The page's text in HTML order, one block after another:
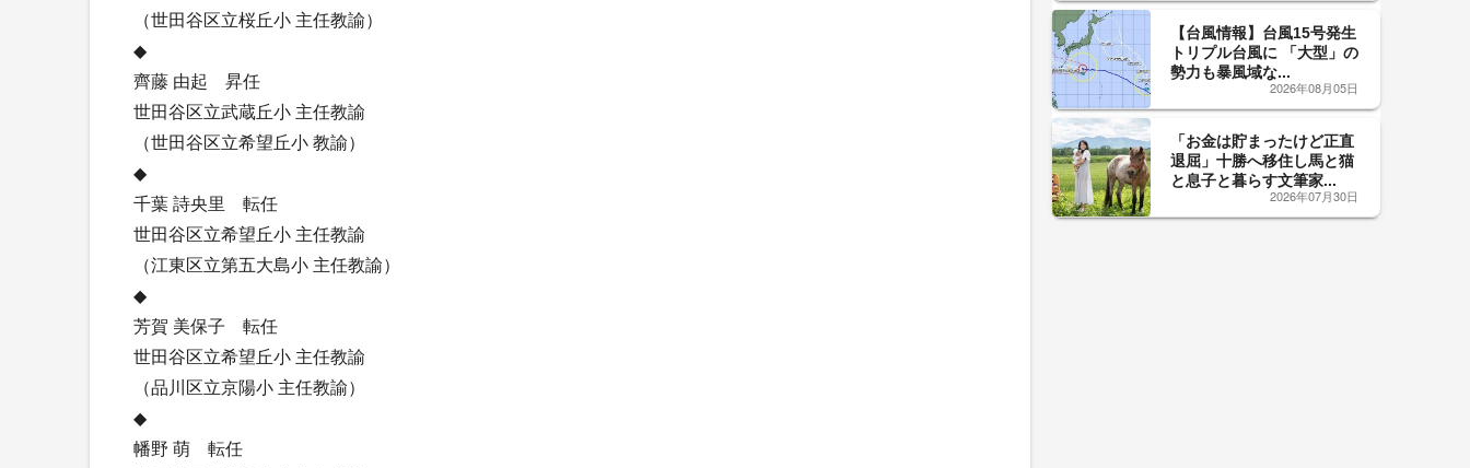
（世田谷区立桜丘小 主任教諭）
◆
齊藤 由起 昇任
世田谷区立武蔵丘小 主任教諭
（世田谷区立希望丘小 教諭）
◆
千葉 詩央里 転任
世田谷区立希望丘小 主任教諭
（江東区立第五大島小 主任教諭）
◆
芳賀 美保子 転任
世田谷区立希望丘小 主任教諭
（品川区立京陽小 主任教諭）
◆
幡野 萌 転任
【台風情報】台風15号発生
トリプル台風に 「大型」の
勢力も暴風域な...
2026年08月05日
「お金は貯まったけど正直
退屈」十勝へ移住し馬と猫
と息子と暮らす文筆家...
2026年07月30日